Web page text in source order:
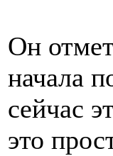
Он
начала
сейчас
это